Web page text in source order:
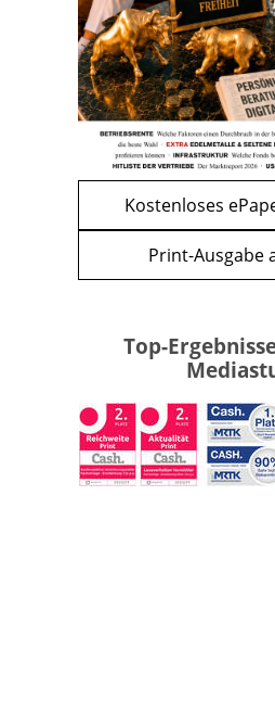
WEITERE
Renten-
Kind möglich
mehr
Kostenloses
Print-Ausgabe
Top-